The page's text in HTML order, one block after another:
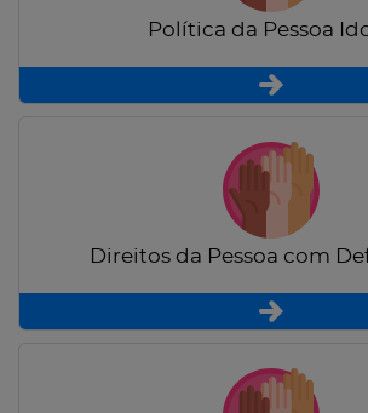
Política da Pessoa
Direitos da Pessoa com